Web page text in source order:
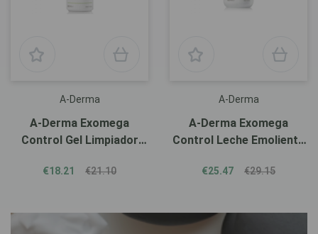
A-Derma
A-Derma Exomega
Control Gel Limpiador
€18.21 €21.10
A-Derma
A-Derma Exomega
Control Leche Emoliente
€25.47 €29.15